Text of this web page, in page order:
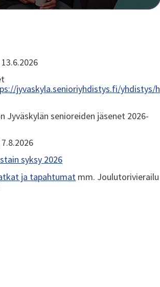
jyvaskyla.senioriyhdistys.fi/yhdistys/h
Jyväskylän senioreiden jäsenet 2026-
syksy 2026
ja tapahtumat mm. Joulutorivierailu